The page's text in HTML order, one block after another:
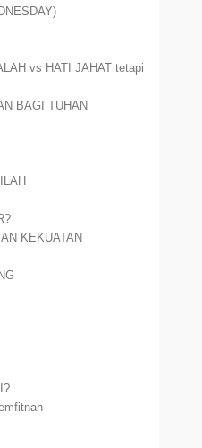
vs HATI JAHAT tetapi
BAGI TUHAN
KEKUATAN